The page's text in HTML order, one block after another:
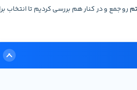
رو جمع و در کنار هم بررسی کردیم تا انتخاب